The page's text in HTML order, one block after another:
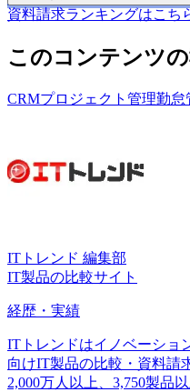
資料請求ランキングはこち
このコンテンツ
CRMプロジェクト管理勤怠
ITトレンド 編集部
IT製品の比較サイト
経歴・実績
ITトレンドはイノベーショ
向けIT製品の比較・資料請
2,000万人以上、3,750製品